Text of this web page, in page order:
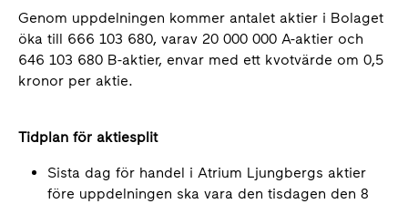
Genom uppdelningen kommer antalet aktier i Bolaget
öka till 666 103 680, varav 20 000 000 A-aktier och
646 103 680 B-aktier, envar med ett kvotvärde om 0,5
kronor per aktie.
Tidplan för aktiesplit
Sista dag för handel i Atrium Ljungbergs aktier
före uppdelningen ska vara den tisdagen den 8